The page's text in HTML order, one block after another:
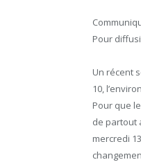
Pour
Un récent
10,
Pour que
de partout
mercredi